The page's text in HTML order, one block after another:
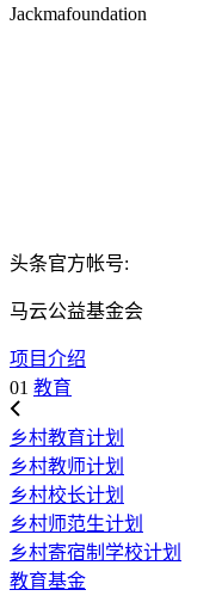
Jackmafoundation
头条官方帐号:
马云公益基金会
项目介绍
01 教育
乡村教育计划
乡村教师计划
乡村校长计划
乡村师范生计划
乡村寄宿制学校计划
教育基金